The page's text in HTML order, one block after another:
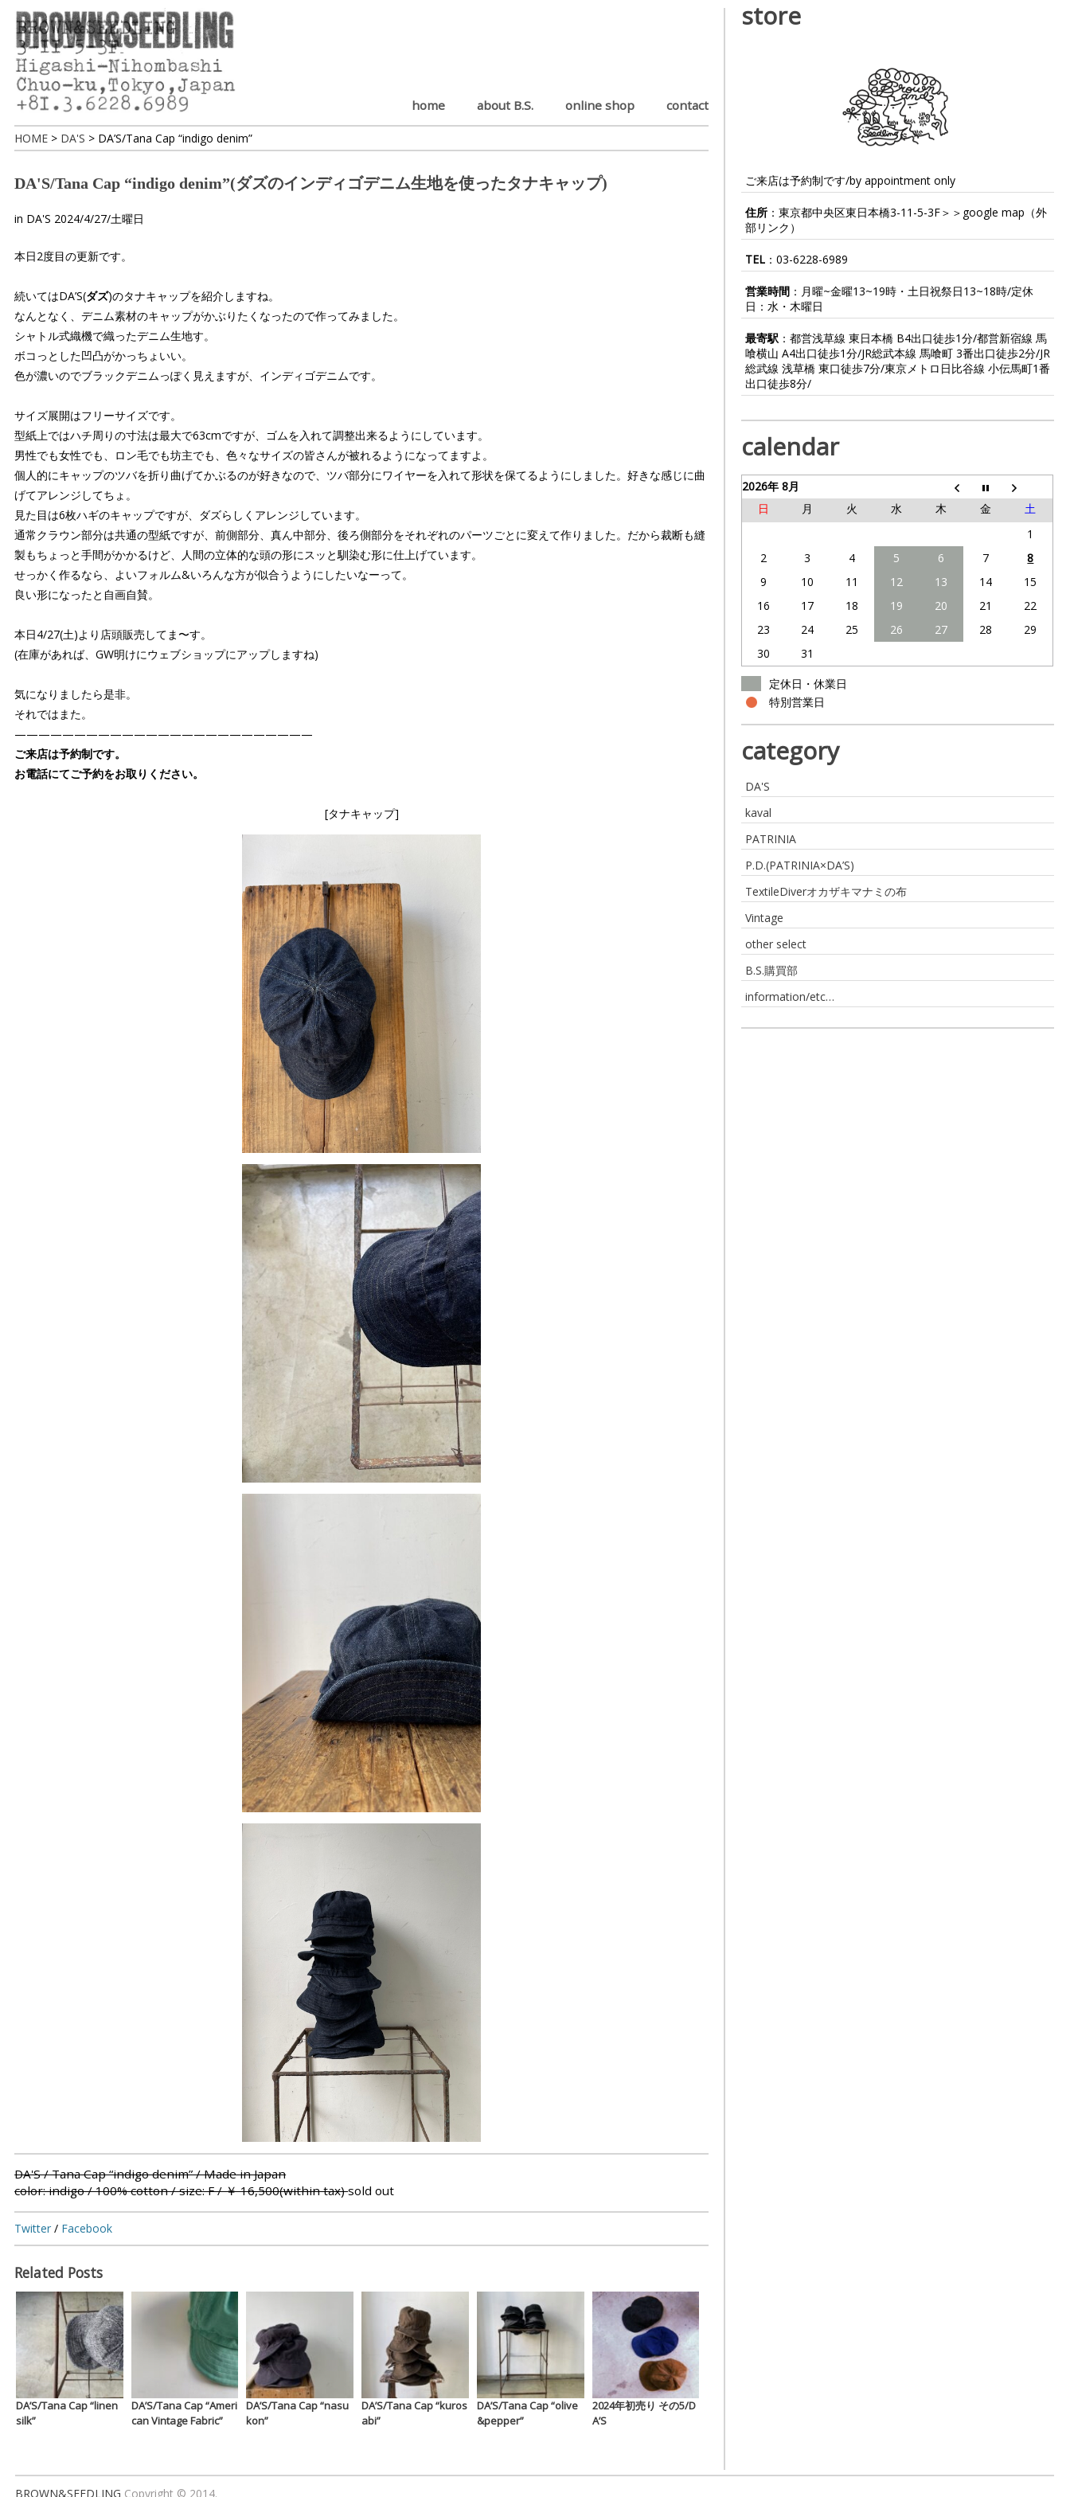
home about B.S. online shop contact
HOME > DA'S > DA’S/Tana Cap “indigo denim”
DA'S/Tana Cap “indigo denim”(ダズのインディゴデニム生地を使ったタナキャップ)
in DA'S 2024/4/27/土曜日
本日2度目の更新です。
続いてはDA’S(ダズ)のタナキャップを紹介しますね。
なんとなく、デニム素材のキャップがかぶりたくなったので作ってみました。
シャトル式織機で織ったデニム生地す。
ボコっとした凹凸がかっちょいい。
色が濃いのでブラックデニムっぽく見えますが、インディゴデニムです。
サイズ展開はフリーサイズです。
型紙上ではハチ周りの寸法は最大で63cmですが、ゴムを入れて調整出来るようにしています。
男性でも女性でも、ロン毛でも坊主でも、色々なサイズの皆さんが被れるようになってますよ。
個人的にキャップのツバを折り曲げてかぶるのが好きなので、ツバ部分にワイヤーを入れて形状を保てるようにしました。好きな感じに曲
げてアレンジしてちょ。
見た目は6枚ハギのキャップですが、ダズらしくアレンジしています。
通常クラウン部分は共通の型紙ですが、前側部分、真ん中部分、後ろ側部分をそれぞれのパーツごとに変えて作りました。だから裁断も縫
製もちょっと手間がかかるけど、人間の立体的な頭の形にスッと馴染む形に仕上げています。
せっかく作るなら、よいフォルム&いろんな方が似合うようにしたいなーって。
良い形になったと自画自賛。
本日4/27(土)より店頭販売してま〜す。
(在庫があれば、GW明けにウェブショップにアップしますね)
気になりましたら是非。
それではまた。
—————————————————————————
ご来店は予約制です。
お電話にてご予約をお取りください。
[タナキャップ]
DA'S / Tana Cap “indigo denim” / Made in Japan
color: indigo / 100% cotton / size: F / ￥ 16,500(within tax)sold out
Twitter / Facebook
Related Posts
DA’S/Tana Cap “linen
silk”
DA’S/Tana Cap “Ameri
can Vintage Fabric”
DA’S/Tana Cap “nasu
kon”
DA’S/Tana Cap “kuros
abi”
DA’S/Tana Cap “olive
&pepper”
2024年初売り その5/D
A’S
store
ご来店は予約制です/by appointment only
住所 ：東京都中央区東日本橋3-11-5-3F＞＞ google map （外
部リンク）
TEL ：03-6228-6989
営業時間 ：月曜~金曜13~19時・土日祝祭日13~18時/定休
日：水・木曜日
最寄駅 ：都営浅草線 東日本橋 B4出口徒歩1分/都営新宿線 馬
喰横山 A4出口徒歩1分/JR総武本線 馬喰町 3番出口徒歩2分/JR
総武線 浅草橋 東口徒歩7分/東京メトロ日比谷線 小伝馬町1番
出口徒歩8分/
calendar
2026年 8月
日
月 火 水 木 金
土
1
2
3 4 5 6 7
8
9
10 11 12 13 14
15
16
17 18 19 20 21
22
23
24 25 26 27 28
29
30
31
定休日・休業日
特別営業日
category
DA'S
kaval
PATRINIA
P.D.(PATRINIA×DA’S)
TextileDiverオカザキマナミの布
Vintage
other select
B.S.購買部
information/etc…
BROWN&SEEDLING Copyright © 2014.